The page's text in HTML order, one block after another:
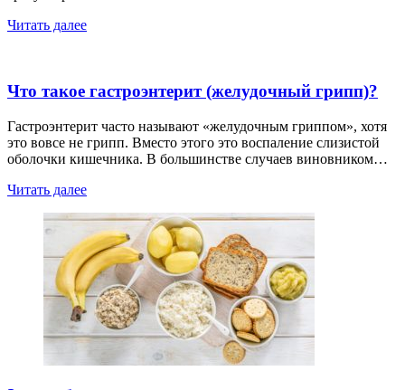
Читать далее
Что такое гастроэнтерит (желудочный грипп)?
Гастроэнтерит часто называют «желудочным гриппом», хотя
это вовсе не грипп. Вместо этого это воспаление слизистой
оболочки кишечника. В большинстве случаев виновником…
Читать далее